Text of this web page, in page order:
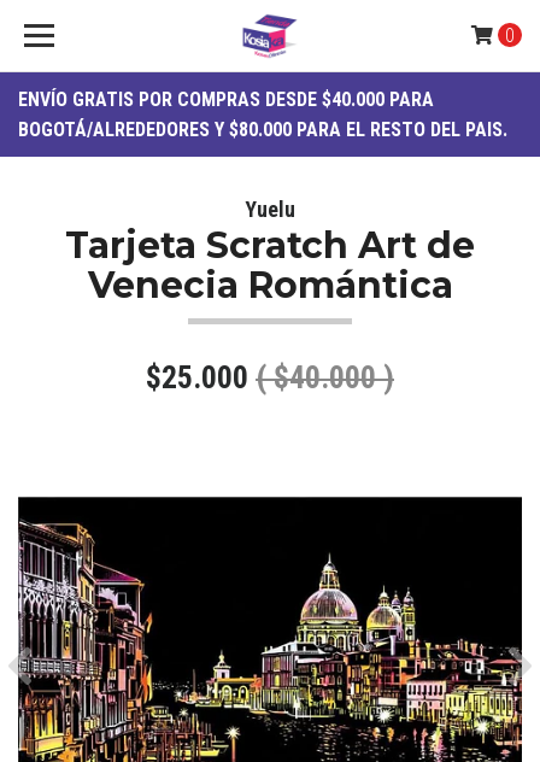
ENVÍO GRATIS POR COMPRAS DESDE $40.000 PARA
BOGOTÁ/ALREDEDORES Y $80.000 PARA EL RESTO DEL PAIS.
0
Yuelu
Tarjeta Scratch Art de
Venecia Romántica
$25.000 ( $40.000 )
Previous